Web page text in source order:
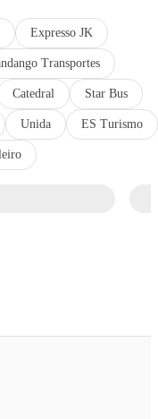
Expresso JK
Transportes
Catedral Star Bus
Unida ES Turismo